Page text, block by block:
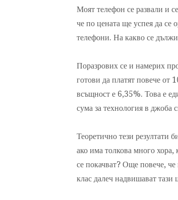
Моят телефон се развали и
че по цената ще успея да се
телефони. На какво се
Поразрових се и намерих
готови да платят повече
всъщност е 6,35%. Това е
сума за технология в джоба
Теоретично тези резултати
ако има толкова много
се покачват? Още повече,
клас далеч надвишават тази